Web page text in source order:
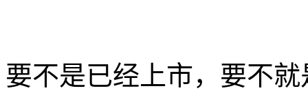
要不是已经上市，要不